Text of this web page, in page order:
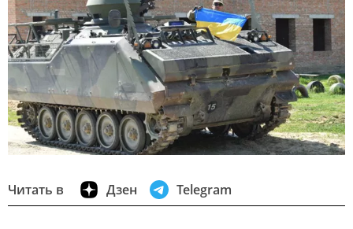
Читать в Дзен Telegram